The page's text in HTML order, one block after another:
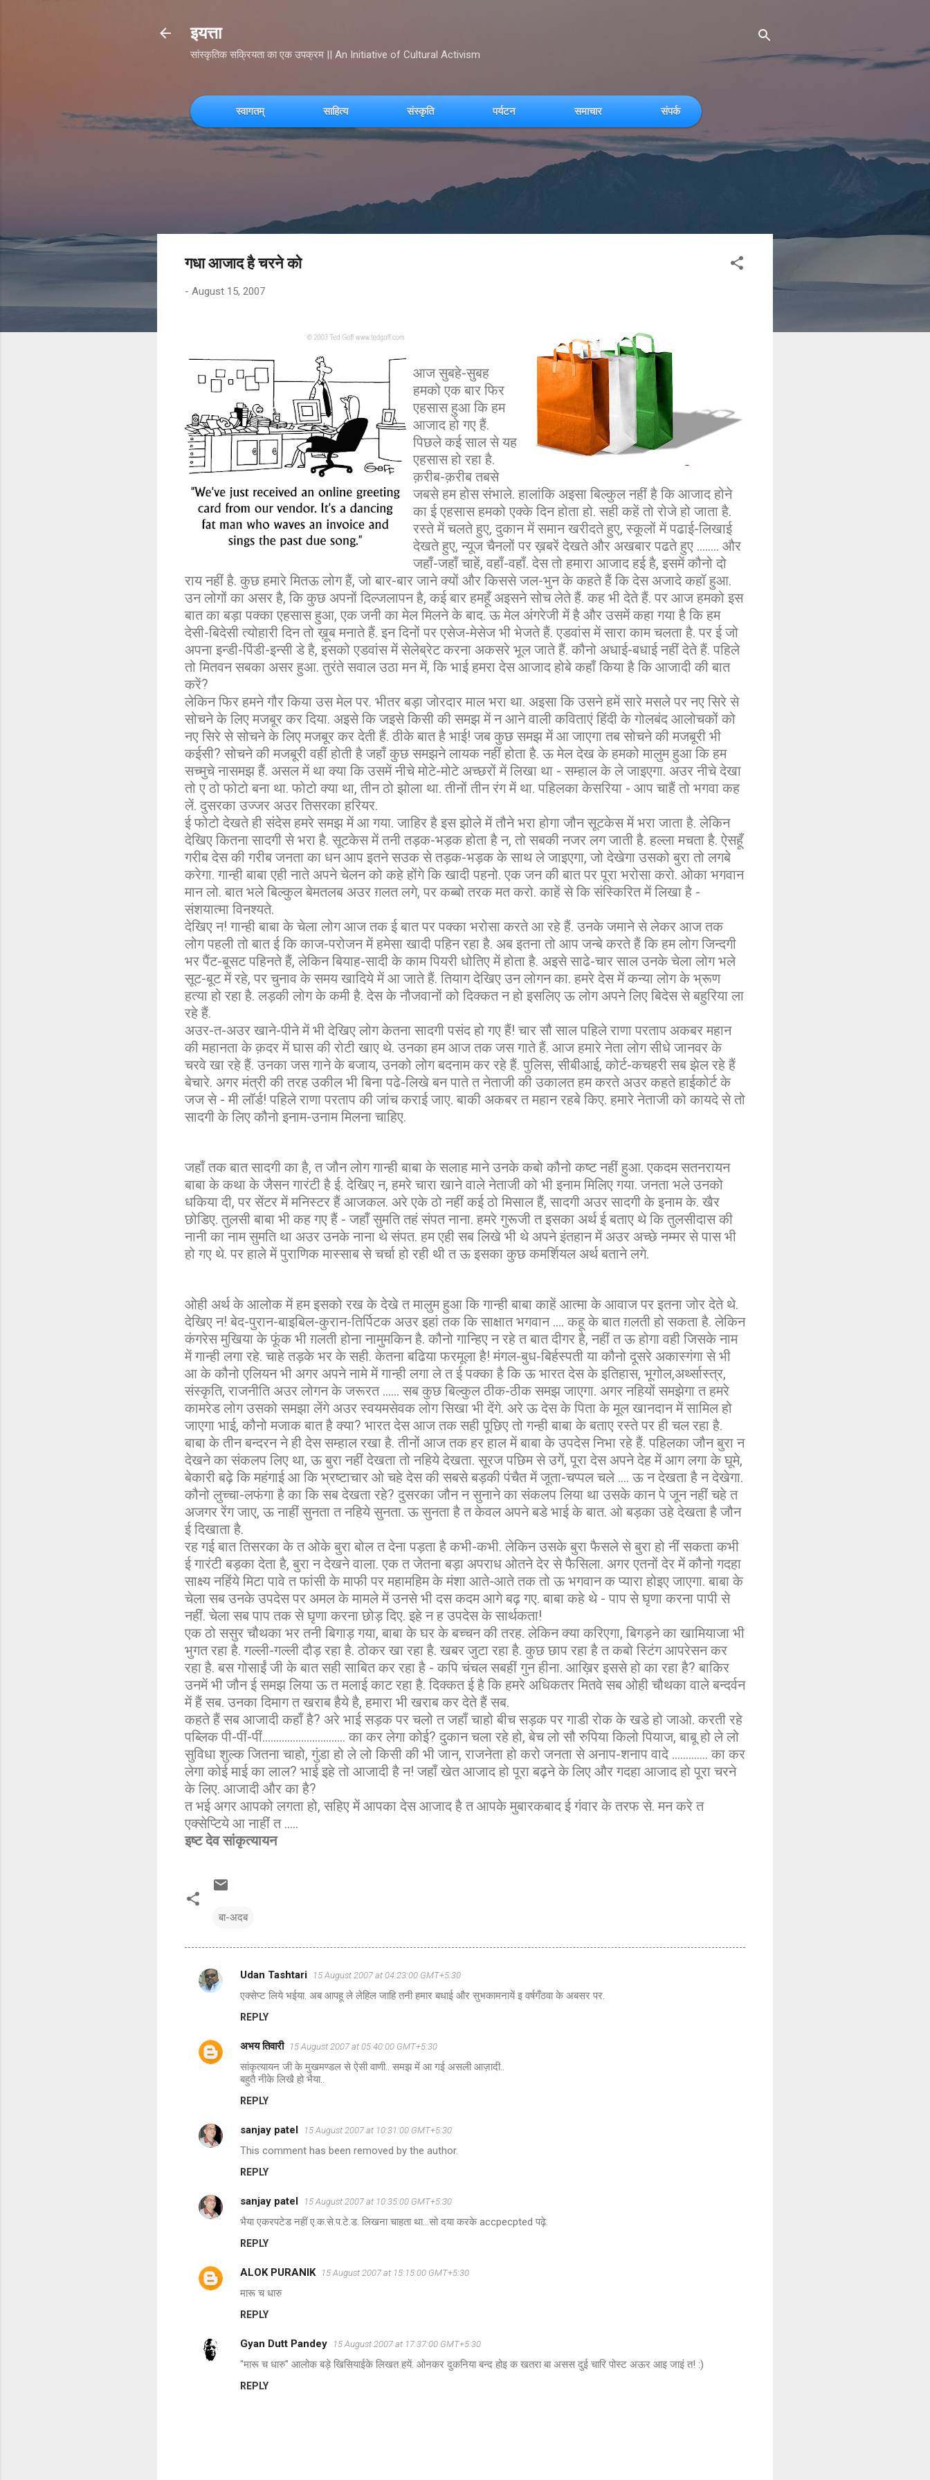
इयत्ता
सांस्कृतिक सक्रियता का एक उपक्रम || An Initiative of Cultural Activism
स्वागतम् साहित्य संस्कृति पर्यटन समाचार संपर्क
गधा आजाद है चरने को
- August 15, 2007
आजसुबहे-सुबह
हमको एक बार फिर
एहसास हुआ कि हम
आजाद हो गए हैं.
पिछले कई साल से यह
एहसास हो रहा है.
क़रीब-क़रीब तबसे
जबसे हम होस संभाले. हालांकि अइसा बिल्कुल नहीं है कि आजाद होने
का ई एहसास हमको एक्के दिन होता हो. सही कहें तो रोजे हो जाता है.
रस्ते में चलते हुए, दुकान में समान खरीदते हुए, स्कूलों में पढाई-लिखाई
देखते हुए, न्यूज चैनलों पर ख़बरें देखते और अखबार पढते हुए ........ और
जहाँ-जहाँ चाहें, वहाँ-वहाँ. देस तो हमारा आजाद हई है, इसमें कौनो दो
राय नहीं है. कुछ हमारे मितऊ लोग हैं, जो बार-बार जाने क्यों और किससे जल-भुन के कहते हैं कि देस अजादे कहॉ हुआ.
उन लोगों का असर है, कि कुछ अपनों दिल्जलापन है, कई बार हमहूँ अइसने सोच लेते हैं. कह भी देते हैं. पर आज हमको इस
बात का बड़ा पक्का एहसास हुआ, एक जनी का मेल मिलने के बाद. ऊ मेल अंगरेजी में है और उसमें कहा गया है कि हम
देसी-बिदेसी त्योहारी दिन तो ख़ूब मनाते हैं. इन दिनों पर एसेज-मेसेज भी भेजते हैं. एडवांस में सारा काम चलता है. पर ई जो
अपना इन्डी-पिंडी-इन्सी डे है, इसको एडवांस में सेलेब्रेट करना अकसरे भूल जाते हैं. कौनो अधाई-बधाई नहीं देते हैं. पहिले
तो मितवन सबका असर हुआ. तुरंते सवाल उठा मन में, कि भाई हमरा देस आजाद होबे कहाँ किया है कि आजादी की बात
करें?
लेकिन फिर हमने गौर किया उस मेल पर. भीतर बड़ा जोरदार माल भरा था. अइसा कि उसने हमें सारे मसले पर नए सिरे से
सोचने के लिए मजबूर कर दिया. अइसे कि जइसे किसी की समझ में न आने वाली कविताएं हिंदी के गोलबंद आलोचकों को
नए सिरे से सोचने के लिए मजबूर कर देती हैं. ठीके बात है भाई! जब कुछ समझ में आ जाएगा तब सोचने की मजबूरी भी
कईसी? सोचने की मजबूरी वहीं होती है जहाँ कुछ समझने लायक नहीं होता है. ऊ मेल देख के हमको मालुम हुआ कि हम
सच्मुचे नासमझ हैं. असल में था क्या कि उसमें नीचे मोटे-मोटे अच्छरों में लिखा था - सम्हाल के ले जाइएगा. अउर नीचे देखा
तो ए ठो फोटो बना था. फोटो क्या था, तीन ठो झोला था. तीनों तीन रंग में था. पहिलका केसरिया - आप चाहैं तो भगवा कह
लें. दुसरका उज्जर अउर तिसरका हरियर.
ई फोटो देखते ही संदेस हमरे समझ में आ गया. जाहिर है इस झोले में तौने भरा होगा जौन सूटकेस में भरा जाता है. लेकिन
देखिए कितना सादगी से भरा है. सूटकेस में तनी तड़क-भड़क होता है न, तो सबकी नजर लग जाती है. हल्ला मचता है. ऐसहूँ
गरीब देस की गरीब जनता का धन आप इतने सउक से तड़क-भड़क के साथ ले जाइएगा, जो देखेगा उसको बुरा तो लगबे
करेगा. गान्ही बाबा एही नाते अपने चेलन को कहे होंगे कि खादी पहनो. एक जन की बात पर पूरा भरोसा करो. ओका भगवान
मान लो. बात भले बिल्कुल बेमतलब अउर ग़लत लगे, पर कब्बो तरक मत करो. काहें से कि संस्किरित में लिखा है -
संशयात्मा विनश्यते.
देखिए न! गान्ही बाबा के चेला लोग आज तक ई बात पर पक्का भरोसा करते आ रहे हैं. उनके जमाने से लेकर आज तक
लोग पहली तो बात ई कि काज-परोजन में हमेसा खादी पहिन रहा है. अब इतना तो आप जन्बे करते हैं कि हम लोग जिन्दगी
भर पैंट-बूसट पहिनते हैं, लेकिन बियाह-सादी के काम पियरी धोतिए में होता है. अइसे साढे-चार साल उनके चेला लोग भले
सूट-बूट में रहे, पर चुनाव के समय खादिये में आ जाते हैं. तियाग देखिए उन लोगन का. हमरे देस में कन्या लोग के भ्रूण
हत्या हो रहा है. लड़की लोग के कमी है. देस के नौजवानों को दिक्कत न हो इसलिए ऊ लोग अपने लिए बिदेस से बहुरिया ला
रहे हैं.
अउर-त-अउर खाने-पीने में भी देखिए लोग केतना सादगी पसंद हो गए हैं! चार सौ साल पहिले राणा परताप अकबर महान
की महानता के क़दर में घास की रोटी खाए थे. उनका हम आज तक जस गाते हैं. आज हमारे नेता लोग सीधे जानवर के
चरवे खा रहे हैं. उनका जस गाने के बजाय, उनको लोग बदनाम कर रहे हैं. पुलिस, सीबीआई, कोर्ट-कचहरी सब झेल रहे हैं
बेचारे. अगर मंत्री की तरह उकील भी बिना पढे-लिखे बन पाते त नेताजी की उकालत हम करते अउर कहते हाईकोर्ट के
जज से - मी लॉर्ड! पहिले राणा परताप की जांच कराई जाए. बाकी अकबर त महान रहबे किए. हमारे नेताजी को कायदे से तो
सादगी के लिए कौनो इनाम-उनाम मिलना चाहिए.
जहाँ तक बात सादगी का है, त जौन लोग गान्ही बाबा के सलाह माने उनके कबो कौनो कष्ट नहीं हुआ. एकदम सतनरायन
बाबा के कथा के जैसन गारंटी है ई. देखिए न, हमरे चारा खाने वाले नेताजी को भी इनाम मिलिए गया. जनता भले उनको
धकिया दी, पर सेंटर में मनिस्टर हैं आजकल. अरे एके ठो नहीं कई ठो मिसाल हैं, सादगी अउर सादगी के इनाम के. खैर
छोडिए. तुलसी बाबा भी कह गए हैं - जहाँ सुमति तहं संपत नाना. हमरे गुरूजी त इसका अर्थ ई बताए थे कि तुलसीदास की
नानी का नाम सुमति था अउर उनके नाना थे संपत. हम एही सब लिखे भी थे अपने इंतहान में अउर अच्छे नम्मर से पास भी
हो गए थे. पर हाले में पुराणिक मास्साब से चर्चा हो रही थी त ऊ इसका कुछ कमर्शियल अर्थ बताने लगे.
ओही अर्थ के आलोक में हम इसको रख के देखे त मालुम हुआ कि गान्ही बाबा काहें आत्मा के आवाज पर इतना जोर देते थे.
देखिए न! बेद-पुरान-बाइबिल-कुरान-तिर्पिटक अउर इहां तक कि साक्षात भगवान .... कहू के बात ग़लती हो सकता है. लेकिन
कंगरेस मुखिया के फूंक भी ग़लती होना नामुमकिन है. कौनो गान्हिए न रहे त बात दीगर है, नहीं त ऊ होगा वही जिसके नाम
में गान्ही लगा रहे. चाहे तड़के भर के सही. केतना बढिया फरमूला है! मंगल-बुध-बिर्हस्पती या कौनो दूसरे अकास्गंगा से भी
आ के कौनो एलियन भी अगर अपने नामे में गान्ही लगा ले त ई पक्का है कि ऊ भारत देस के इतिहास, भूगोल,अर्थ्सास्त्र,
संस्कृति, राजनीति अउर लोगन के जरूरत ...... सब कुछ बिल्कुल ठीक-ठीक समझ जाएगा. अगर नहियों समझेगा त हमरे
कामरेड लोग उसको समझा लेंगे अउर स्वयमसेवक लोग सिखा भी देंगे. अरे ऊ देस के पिता के मूल खानदान में सामिल हो
जाएगा भाई, कौनो मजाक बात है क्या? भारत देस आज तक सही पूछिए तो गन्ही बाबा के बताए रस्ते पर ही चल रहा है.
बाबा के तीन बन्दरन ने ही देस सम्हाल रखा है. तीनों आज तक हर हाल में बाबा के उपदेस निभा रहे हैं. पहिलका जौन बुरा न
देखने का संकलप लिए था, ऊ बुरा नहीं देखता तो नहिये देखता. सूरज पछिम से उगें, पूरा देस अपने देह में आग लगा के घूमे,
बेकारी बढ़े कि महंगाई आ कि भ्रष्टाचार ओ चहे देस की सबसे बड़की पंचैत में जूता-चप्पल चले .... ऊ न देखता है न देखेगा.
कौनो लुच्चा-लफंगा है का कि सब देखता रहे? दुसरका जौन न सुनाने का संकलप लिया था उसके कान पे जून नहीं चहे त
अजगर रेंग जाए, ऊ नाहीं सुनता त नहिये सुनता. ऊ सुनता है त केवल अपने बडे भाई के बात. ओ बड़का उहे देखता है जौन
ई दिखाता है.
रह गई बात तिसरका के त ओके बुरा बोल त देना पड़ता है कभी-कभी. लेकिन उसके बुरा फैसले से बुरा हो नीं सकता कभी
ई गारंटी बड़का देता है, बुरा न देखने वाला. एक त जेतना बड़ा अपराध ओतने देर से फैसिला. अगर एतनों देर में कौनो गदहा
साक्ष्य नहिंये मिटा पावे त फांसी के माफी पर महामहिम के मंशा आते-आते तक तो ऊ भगवान क प्यारा होइए जाएगा. बाबा के
चेला सब उनके उपदेस पर अमल के मामले में उनसे भी दस कदम आगे बढ़ गए. बाबा कहे थे - पाप से घृणा करना पापी से
नहीं. चेला सब पाप तक से घृणा करना छोड़ दिए. इहे न ह उपदेस के सार्थकता!
एक ठो ससुर चौथका भर तनी बिगाड़ गया, बाबा के घर के बच्चन की तरह. लेकिन क्या करिएगा, बिगड़ने का खामियाजा भी
भुगत रहा है. गल्ली-गल्ली दौड़ रहा है. ठोकर खा रहा है. खबर जुटा रहा है. कुछ छाप रहा है त कबो स्टिंग आपरेसन कर
रहा है. बस गोसाईं जी के बात सही साबित कर रहा है - कपि चंचल सबहीं गुन हीना. आख़िर इससे हो का रहा है? बाकिर
उनमें भी जौन ई समझ लिया ऊ त मलाई काट रहा है. दिक्कत ई है कि हमरे अधिकतर मितवे सब ओही चौथका वाले बन्दर्वन
में हैं सब. उनका दिमाग त खराब हैये है, हमारा भी खराब कर देते हैं सब.
कहते हैं सब आजादी कहाँ है? अरे भाई सड़क पर चलो त जहाँ चाहो बीच सड़क पर गाडी रोक के खडे हो जाओ. करती रहे
पब्लिक पी-पीं-पीं.............................. का कर लेगा कोई? दुकान चला रहे हो, बेच लो सौ रुपिया किलो पियाज, बाबू हो ले लो
सुविधा शुल्क जितना चाहो, गुंडा हो ले लो किसी की भी जान, राजनेता हो करो जनता से अनाप-शनाप वादे ............. का कर
लेगा कोई माई का लाल? भाई इहे तो आजादी है न! जहाँ खेत आजाद हो पूरा बढ़ने के लिए और गदहा आजाद हो पूरा चरने
के लिए. आजादी और का है?
त भई अगर आपको लगता हो, सहिए में आपका देस आजाद है त आपके मुबारकबाद ई गंवार के तरफ से. मन करे त
एक्सेप्टिये आ नाहीं त .....
इष्ट देव सांकृत्यायन
बा-अदब
C
m
e
Udan Tashtari 15 August 2007 at 04:23:00 GMT+5:30
एक्सेप्ट लिये भईया. अब आपहू ले लेहिल जाहि तनी हमार बधाई और सुभकामनायें इ वर्षगँठवा के अबसर पर.
REPLY
अभय तिवारी 15 August 2007 at 05:40:00 GMT+5:30
सांकृत्यायन जी के मुखमण्डल से ऐसी वाणी.. समझ में आ गई असली आज़ादी..
बहुतै नीके लिखै हो भैया..
REPLY
sanjay patel 15 August 2007 at 10:31:00 GMT+5:30
This comment has been removed by the author.
REPLY
sanjay patel 15 August 2007 at 10:35:00 GMT+5:30
भैया एकरपटेड नहीं ए.क.से.प.टे.ड. लिखना चाहता था...सो दया करके accpecpted पढ़े.
REPLY
ALOK PURANIK 15 August 2007 at 15:15:00 GMT+5:30
मारू च धारु
REPLY
Gyan Dutt Pandey 15 August 2007 at 17:37:00 GMT+5:30
"मारू च धारु" आलोक बड़े खिसियाईके लिखत हयें. ओनकर दुकनिया बन्द होइ क खतरा बा असस दुई चारि पोस्ट अऊर आइ जाइं त! :)
REPLY